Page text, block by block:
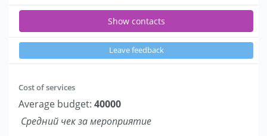
Show contacts
Leave feedback
Cost of services
Average budget: 40000
Средний чек за мероприятие